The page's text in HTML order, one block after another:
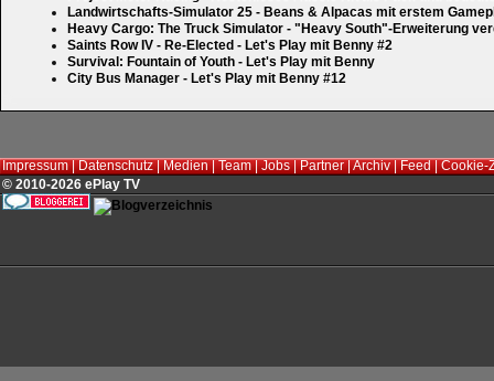
Landwirtschafts-Simulator 25 - Beans & Alpacas mit erstem
Heavy Cargo: The Truck Simulator - "Heavy South"-Erweiterung
Saints Row IV - Re-Elected - Let's Play mit Benny #2
Survival: Fountain of Youth - Let's Play mit Benny
City Bus Manager - Let's Play mit Benny #12
Impressum|Datenschutz|Medien|Team|Jobs|Partner|Archiv|Feed|Cookie-
© 2010-2026 ePlay TV